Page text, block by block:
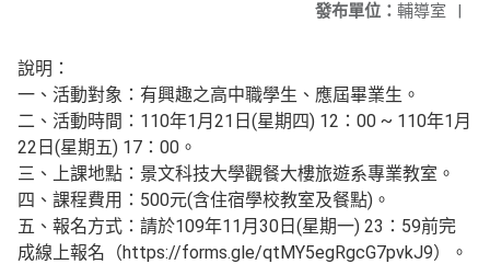
發布單位： 輔導室 |
說明：
一、活動對象：有興趣之高中職學生、應屆畢業生。
二、活動時間：110年1月21日(星期四) 12：00 ~ 110年1月
22日(星期五) 17：00。
三、上課地點：景文科技大學觀餐大樓旅遊系專業教室。
四、課程費用：500元(含住宿學校教室及餐點)。
五、報名方式：請於109年11月30日(星期一) 23：59前完
成線上報名（https://forms.gle/qtMY5egRgcG7pvkJ9）。